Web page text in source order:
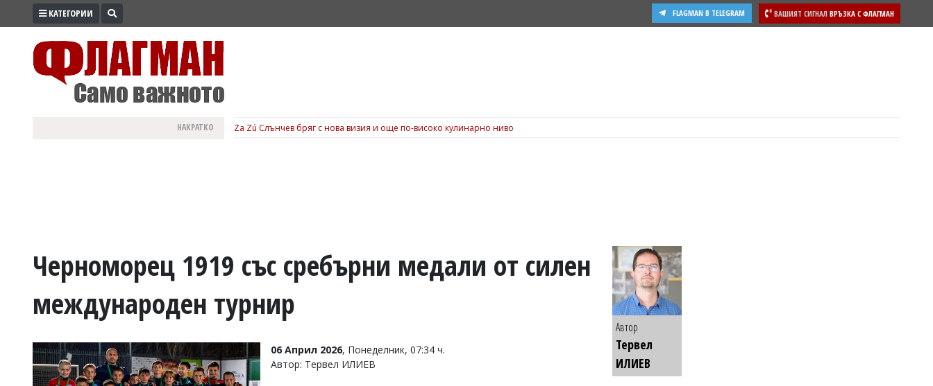
ПРОМО
ВОЙНАТА
УКРАЙНА
РАЗСЛЕДВАНЕ
БИЗНЕС
КАТЕГОРИИ ВАШИЯТ СИГНАЛ ВРЪЗКА С ФЛАГМАН
FLAGMAN В TELEGRAM
НАКРАТКО Za Zú Слънчев бряг с нова визия и още по-високо кулинарно ниво
Черноморец 1919 със сребърни медали от силен
международен турнир
06 Април 2026, Понеделник, 07:34 ч.
Автор: Тервел ИЛИЕВ
Автор
Тервел
ИЛИЕВ